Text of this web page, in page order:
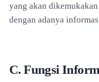
yang akan
dengan adanya
C. Fungsi